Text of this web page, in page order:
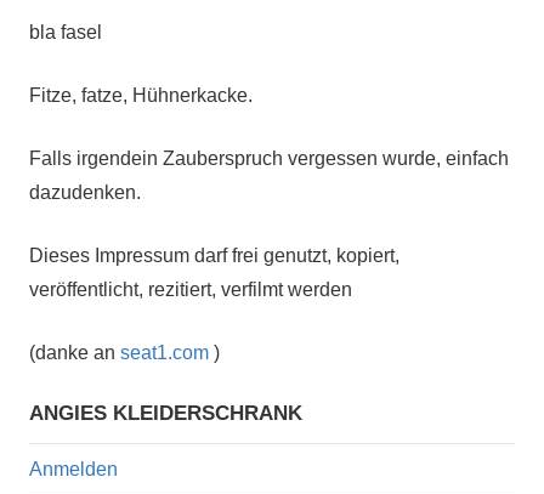
bla fasel
Fitze, fatze, Hühnerkacke.
Falls irgendein Zauberspruch vergessen wurde, einfach
dazudenken.
Dieses Impressum darf frei genutzt, kopiert,
veröffentlicht, rezitiert, verfilmt werden
(danke an seat1.com )
ANGIES KLEIDERSCHRANK
Anmelden